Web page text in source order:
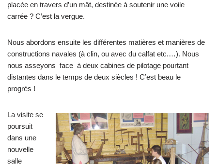
placée en travers d’un mât, destinée à soutenir une voile
carrée ? C’est la vergue.
Nous abordons ensuite les différentes matières et manières de
constructions navales (à clin, ou avec du calfat etc.…). Nous
nous asseyons face à deux cabines de pilotage pourtant
distantes dans le temps de deux siècles ! C’est beau le
progrès !
La visite se
poursuit
dans une
nouvelle
salle